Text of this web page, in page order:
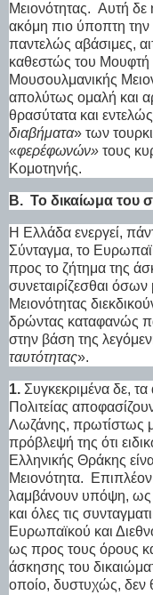
Μειονότητας. Αυτή δε
ακόμη πιο ύποπτη την
παντελώς αβάσιμες,
καθεστώς του Μουφτή
Μουσουλμανικής
απολύτως ομαλή και
θρασύτατα και
διαβήματα» των
«φερέφωνών» τους
Κομοτηνής.
Β. Το δικαίωμα του
Η Ελλάδα ενεργεί,
Σύνταγμα, το
προς το ζήτημα της
συνεταιρίζεσθαι
Μειονότητας
δρώντας καταφανώς
στην βάση της
ταυτότητας».
1. Συγκεκριμένα δε,
Πολιτείας
Λωζάνης, πρωτίστως
πρόβλεψή της ότι
Ελληνικής Θράκης
Μειονότητα.
λαμβάνουν υπόψη, ως
και όλες τις
Ευρωπαϊκού και
ως προς τους όρους
άσκησης του
οποίο, δυστυχώς, δεν